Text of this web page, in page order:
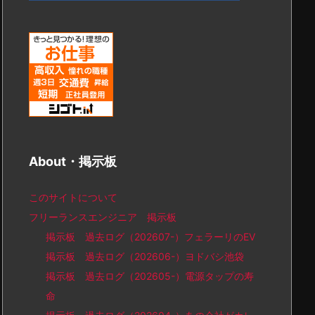
About・掲示板
このサイトについて
フリーランスエンジニア 掲示板
掲示板 過去ログ（202607-）フェラーリのEV
掲示板 過去ログ（202606-）ヨドバシ池袋
掲示板 過去ログ（202605-）電源タップの寿
命